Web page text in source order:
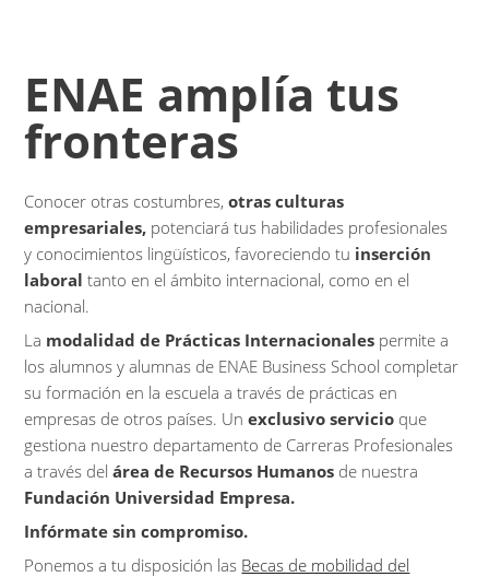
ENAE amplía tus
fronteras
Conocer otras costumbres,otras culturas
empresariales, potenciará tus habilidades profesionales
y conocimientos lingüísticos, favoreciendo tu inserción
laboral tanto en el ámbito internacional, como en el
nacional.
La modalidad de Prácticas Internacionales permite a
los alumnos y alumnas de ENAE Business School completar
su formación en la escuela a través de prácticas en
empresas de otros países. Unexclusivo servicio que
gestiona nuestro departamento de Carreras Profesionales
a través delárea de Recursos Humanos de nuestra
Fundación Universidad Empresa.
Infórmate sin compromiso.
Ponemos a tu disposición las Becas de mobilidad del